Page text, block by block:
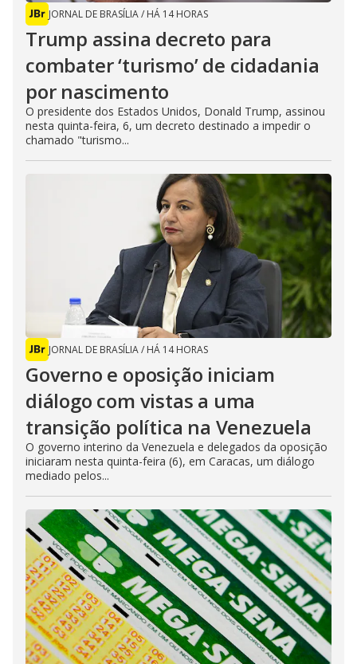
JORNAL DE BRASÍLIA/ HÁ 14 HORAS
Trump assina decreto para
combater ‘turismo’ de cidadania
por nascimento
O presidente dos Estados Unidos, Donald Trump, assinou
nesta quinta-feira, 6, um decreto destinado a impedir o
chamado "turismo...
JORNAL DE BRASÍLIA/ HÁ 14 HORAS
Governo e oposição iniciam
diálogo com vistas a uma
transição política na Venezuela
O governo interino da Venezuela e delegados da oposição
iniciaram nesta quinta-feira (6), em Caracas, um diálogo
mediado pelos...